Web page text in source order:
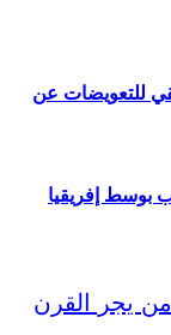
للتعويضات عن
بوسط إفريقيا